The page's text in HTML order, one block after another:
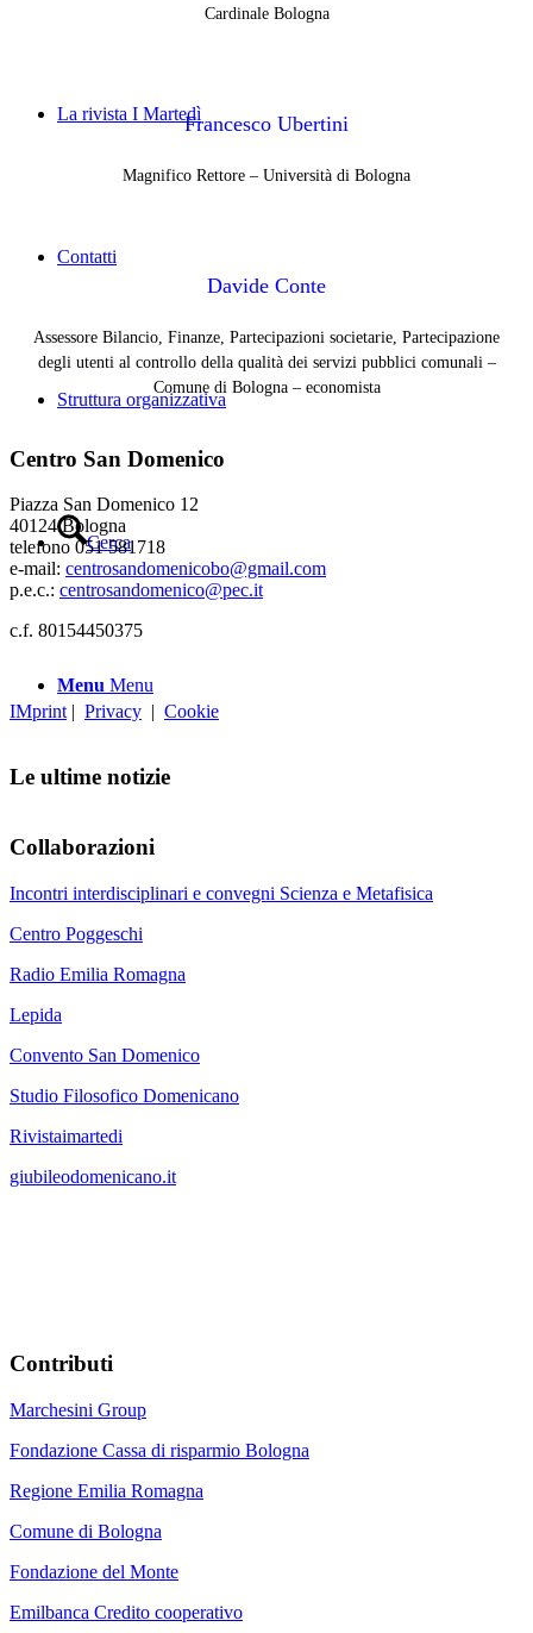
La rivista I Martedì
Contatti
Struttura organizzativa
Cerca
Menu Menu
Cardinale Bologna
Francesco Ubertini
Magnifico Rettore – Università di Bologna
Davide Conte
Assessore Bilancio, Finanze, Partecipazioni societarie, Partecipazione
degli utenti al controllo della qualità dei servizi pubblici comunali –
Comune di Bologna – economista
Centro San Domenico
Piazza San Domenico 12
40124 Bologna
telefono 051 581718
e-mail: centrosandomenicobo@gmail.com
p.e.c.: centrosandomenico@pec.it
c.f. 80154450375
IMprint | Privacy | Cookie
Le ultime notizie
Collaborazioni
Incontri interdisciplinari e convegni Scienza e Metafisica
Centro Poggeschi
Radio Emilia Romagna
Lepida
Convento San Domenico
Studio Filosofico Domenicano
Rivistaimartedi
giubileodomenicano.it
Contributi
Marchesini Group
Fondazione Cassa di risparmio Bologna
Regione Emilia Romagna
Comune di Bologna
Fondazione del Monte
Emilbanca Credito cooperativo